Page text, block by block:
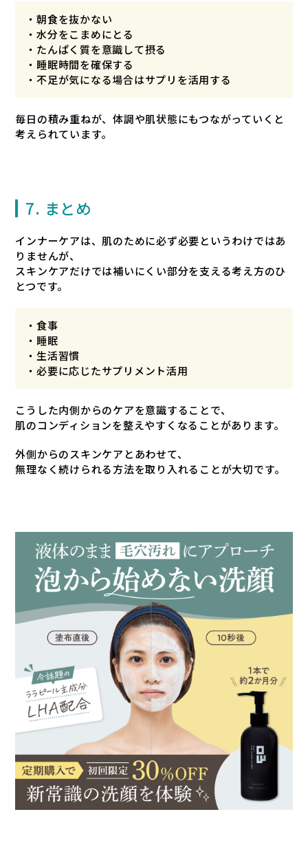
・朝食を抜かない
・水分をこまめにとる
・たんぱく質を意識して摂る
・睡眠時間を確保する
・不足が気になる場合はサプリを活用する
毎日の積み重ねが、体調や肌状態にもつながっていくと
考えられています。
7. まとめ
インナーケアは、肌のために必ず必要というわけではあ
りませんが、
スキンケアだけでは補いにくい部分を支える考え方のひ
とつです。
・食事
・睡眠
・生活習慣
・必要に応じたサプリメント活用
こうした内側からのケアを意識することで、
肌のコンディションを整えやすくなることがあります。
外側からのスキンケアとあわせて、
無理なく続けられる方法を取り入れることが大切です。